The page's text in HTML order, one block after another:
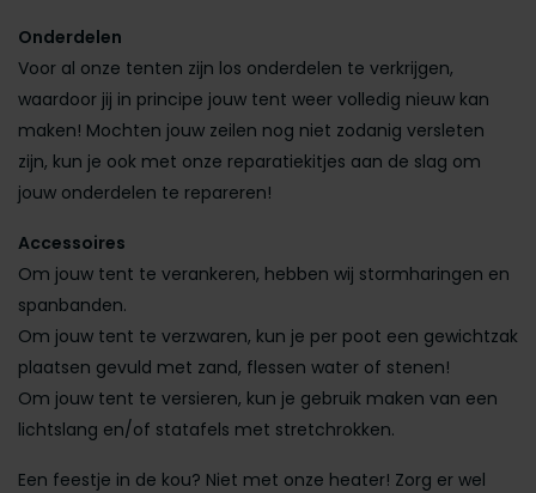
Onderdelen
Voor al onze tenten zijn los onderdelen te verkrijgen,
waardoor jij in principe jouw tent weer volledig nieuw kan
maken! Mochten jouw zeilen nog niet zodanig versleten
zijn, kun je ook met onze reparatiekitjes aan de slag om
jouw onderdelen te repareren!
Accessoires
Om jouw tent te verankeren, hebben wij stormharingen en
spanbanden.
Om jouw tent te verzwaren, kun je per poot een gewichtzak
plaatsen gevuld met zand, flessen water of stenen!
Om jouw tent te versieren, kun je gebruik maken van een
lichtslang en/of statafels met stretchrokken.
Een feestje in de kou? Niet met onze heater! Zorg er wel